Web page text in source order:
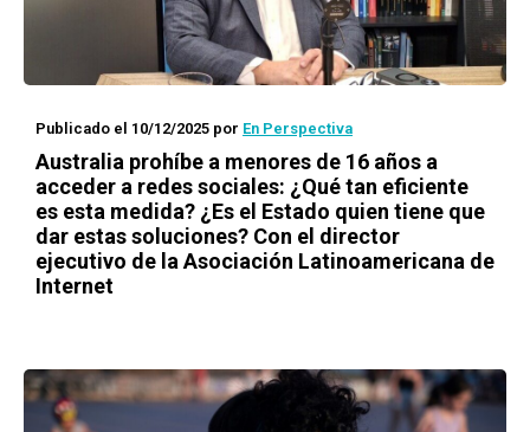
Publicado el 10/12/2025 por En Perspectiva
Australia prohíbe a menores de 16 años a
acceder a redes sociales: ¿Qué tan eficiente
es esta medida? ¿Es el Estado quien tiene que
dar estas soluciones? Con el director
ejecutivo de la Asociación Latinoamericana de
Internet